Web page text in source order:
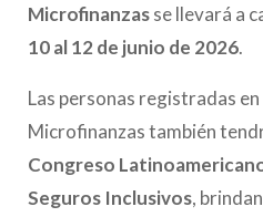
Microfinanzasse llevará a
10 al 12 de junio de 2026.
Las personas registradas
Microfinanzas también
Congreso
Seguros Inclusivos,